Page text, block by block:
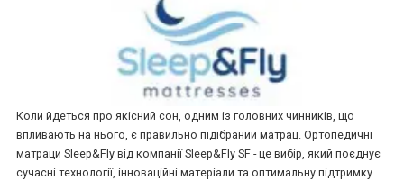
Коли йдеться про якісний сон, одним із головних чинників, що
впливають на нього, є правильно підібраний матрац. Ортопедичні
матраци Sleep&Fly від компанії Sleep&Fly SF - це вибір, який поєднує
сучасні технології, інноваційні матеріали та оптимальну підтримку